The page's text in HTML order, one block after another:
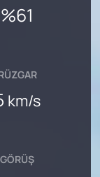
%61
km/s
GÖRÜŞ